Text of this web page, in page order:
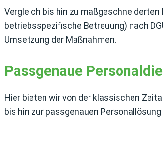
Vergleich bis hin zu
betriebsspezifische Betreuung) nach
Umsetzung der Maßnahmen.
Passgenaue
Hier bieten wir von der klassischen
bis hin zur passgenauen